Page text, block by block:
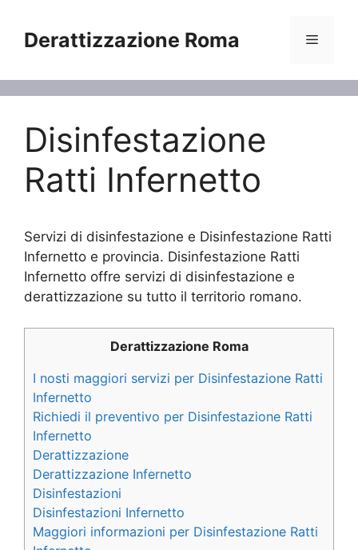
contenuto
Derattizzazione Roma Menu
Disinfestazione
Ratti Infernetto
Servizi di disinfestazione e Disinfestazione Ratti
Infernetto e provincia. Disinfestazione Ratti
Infernetto offre servizi di disinfestazione e
derattizzazione su tutto il territorio romano.
Derattizzazione Roma
I nosti maggiori servizi per Disinfestazione Ratti
Infernetto
Richiedi il preventivo per Disinfestazione Ratti
Infernetto
Derattizzazione
Derattizzazione Infernetto
Disinfestazioni
Disinfestazioni Infernetto
Maggiori informazioni per Disinfestazione Ratti